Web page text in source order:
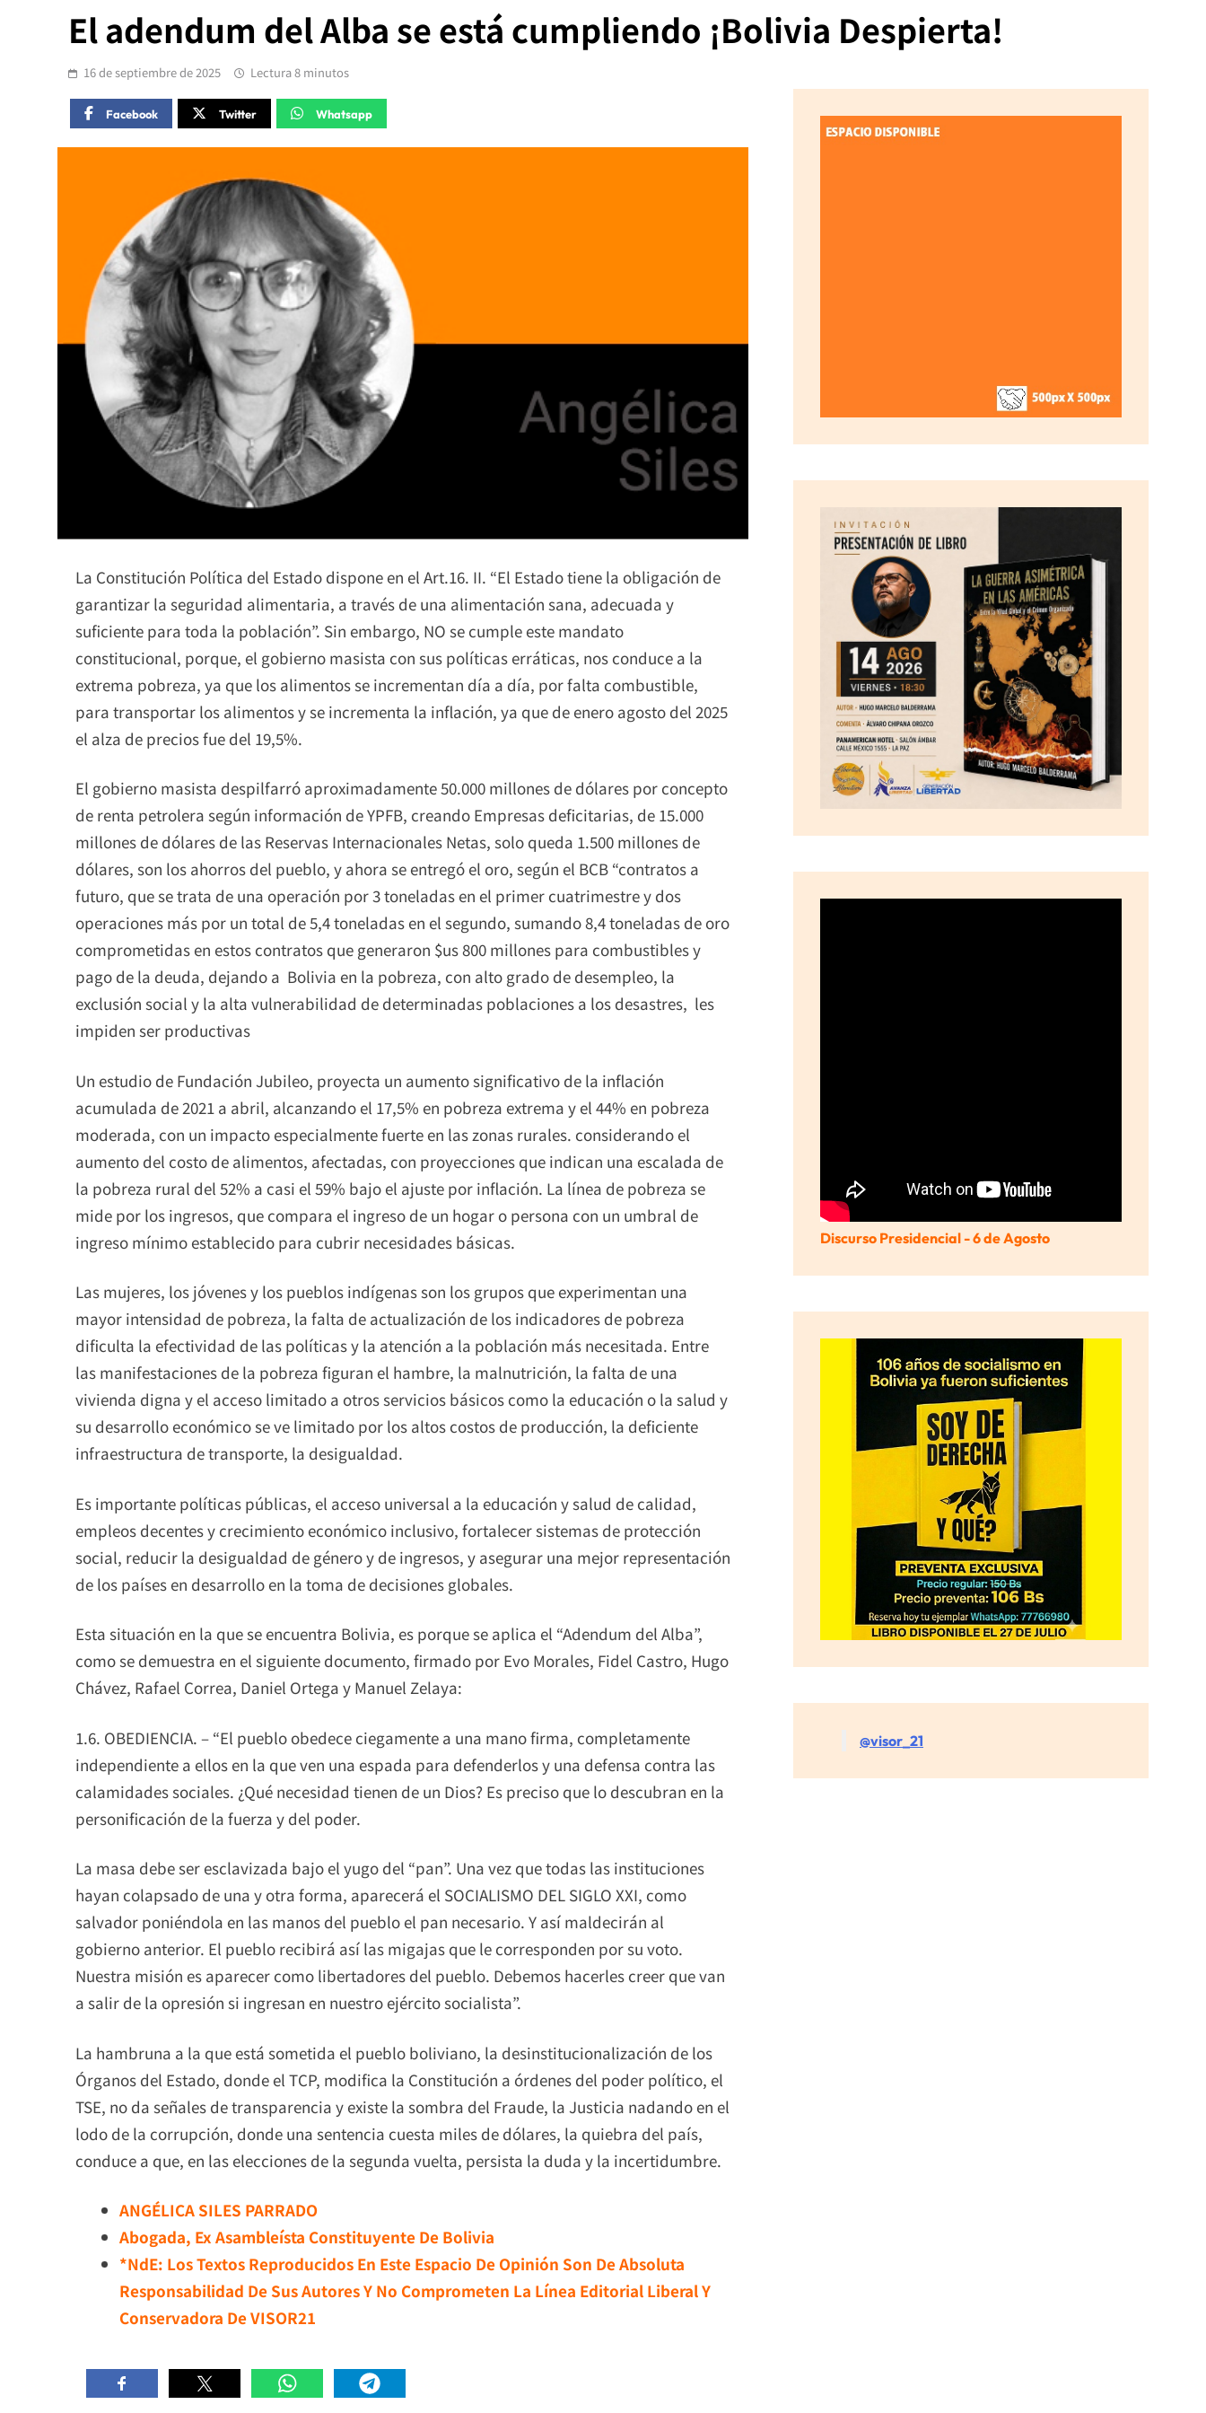
El adendum del Alba se está cumpliendo ¡Bolivia Despierta!
16 de septiembre de 2025 Lectura 8 minutos
Facebook Twitter Whatsapp
La Constitución Política del Estado dispone en el Art.16. II. “El Estado tiene la obligación de
garantizar la seguridad alimentaria, a través de una alimentación sana, adecuada y
suficiente para toda la población”. Sin embargo, NO se cumple este mandato
constitucional, porque, el gobierno masista con sus políticas erráticas, nos conduce a la
extrema pobreza, ya que los alimentos se incrementan día a día, por falta combustible,
para transportar los alimentos y se incrementa la inflación, ya que de enero agosto del 2025
el alza de precios fue del 19,5%.
El gobierno masista despilfarró aproximadamente 50.000 millones de dólares por concepto
de renta petrolera según información de YPFB, creando Empresas deficitarias, de 15.000
millones de dólares de las Reservas Internacionales Netas, solo queda 1.500 millones de
dólares, son los ahorros del pueblo, y ahora se entregó el oro, según el BCB “contratos a
futuro, que se trata de una operación por 3 toneladas en el primer cuatrimestre y dos
operaciones más por un total de 5,4 toneladas en el segundo, sumando 8,4 toneladas de oro
comprometidas en estos contratos que generaron $us 800 millones para combustibles y
pago de la deuda, dejando a Bolivia en la pobreza, con alto grado de desempleo, la
exclusión social y la alta vulnerabilidad de determinadas poblaciones a los desastres, les
impiden ser productivas
Un estudio de Fundación Jubileo, proyecta un aumento significativo de la inflación
acumulada de 2021 a abril, alcanzando el 17,5% en pobreza extrema y el 44% en pobreza
moderada, con un impacto especialmente fuerte en las zonas rurales. considerando el
aumento del costo de alimentos, afectadas, con proyecciones que indican una escalada de
la pobreza rural del 52% a casi el 59% bajo el ajuste por inflación. La línea de pobreza se
mide por los ingresos, que compara el ingreso de un hogar o persona con un umbral de
ingreso mínimo establecido para cubrir necesidades básicas.
Las mujeres, los jóvenes y los pueblos indígenas son los grupos que experimentan una
mayor intensidad de pobreza, la falta de actualización de los indicadores de pobreza
dificulta la efectividad de las políticas y la atención a la población más necesitada. Entre
las manifestaciones de la pobreza figuran el hambre, la malnutrición, la falta de una
vivienda digna y el acceso limitado a otros servicios básicos como la educación o la salud y
su desarrollo económico se ve limitado por los altos costos de producción, la deficiente
infraestructura de transporte, la desigualdad.
Es importante políticas públicas, el acceso universal a la educación y salud de calidad,
empleos decentes y crecimiento económico inclusivo, fortalecer sistemas de protección
social, reducir la desigualdad de género y de ingresos, y asegurar una mejor representación
de los países en desarrollo en la toma de decisiones globales.
Esta situación en la que se encuentra Bolivia, es porque se aplica el “Adendum del Alba”,
como se demuestra en el siguiente documento, firmado por Evo Morales, Fidel Castro, Hugo
Chávez, Rafael Correa, Daniel Ortega y Manuel Zelaya:
1.6. OBEDIENCIA. – “El pueblo obedece ciegamente a una mano firma, completamente
independiente a ellos en la que ven una espada para defenderlos y una defensa contra las
calamidades sociales. ¿Qué necesidad tienen de un Dios? Es preciso que lo descubran en la
personificación de la fuerza y del poder.
La masa debe ser esclavizada bajo el yugo del “pan”. Una vez que todas las instituciones
hayan colapsado de una y otra forma, aparecerá el SOCIALISMO DEL SIGLO XXI, como
salvador poniéndola en las manos del pueblo el pan necesario. Y así maldecirán al
gobierno anterior. El pueblo recibirá así las migajas que le corresponden por su voto.
Nuestra misión es aparecer como libertadores del pueblo. Debemos hacerles creer que van
a salir de la opresión si ingresan en nuestro ejército socialista”.
La hambruna a la que está sometida el pueblo boliviano, la desinstitucionalización de los
Órganos del Estado, donde el TCP, modifica la Constitución a órdenes del poder político, el
TSE, no da señales de transparencia y existe la sombra del Fraude, la Justicia nadando en el
lodo de la corrupción, donde una sentencia cuesta miles de dólares, la quiebra del país,
conduce a que, en las elecciones de la segunda vuelta, persista la duda y la incertidumbre.
ANGÉLICA SILES PARRADO
Abogada, Ex Asambleísta Constituyente De Bolivia
*NdE: Los Textos Reproducidos En Este Espacio De Opinión Son De Absoluta
Responsabilidad De Sus Autores Y No Comprometen La Línea Editorial Liberal Y
Conservadora De VISOR21
Discurso Presidencial - 6 de Agosto
@visor_21